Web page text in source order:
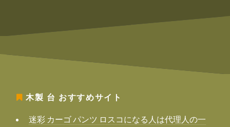
木製 台 おすすめサイト
迷彩 カーゴ パンツ ロスコになる人は代理人の一